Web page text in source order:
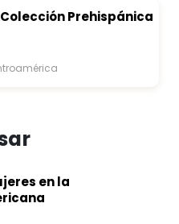
Prehispánica
en la